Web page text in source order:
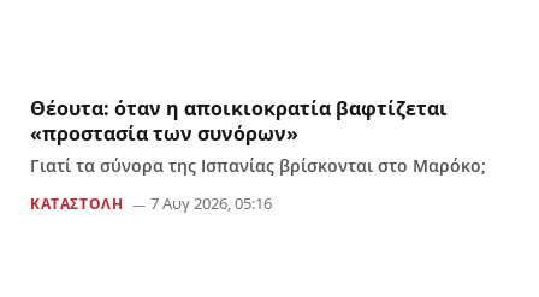
Θέουτα: όταν η αποικιοκρατία βαφτίζεται
«προστασία των συνόρων»
Γιατί τα σύνορα της Ισπανίας βρίσκονται στο Μαρόκο;
ΚΑΤΑΣΤΟΛΗ 7 Αυγ 2026, 05:16